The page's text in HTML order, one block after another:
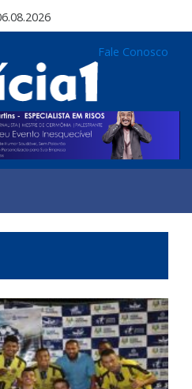
Fale Conosco